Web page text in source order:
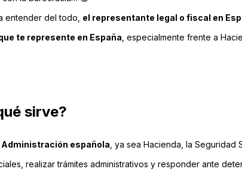
entender del todo, el representante legal o fiscal en
te represente en España , especialmente frente a
sirve?
española , ya sea Hacienda, la Seguridad
realizar trámites administrativos y responder ante